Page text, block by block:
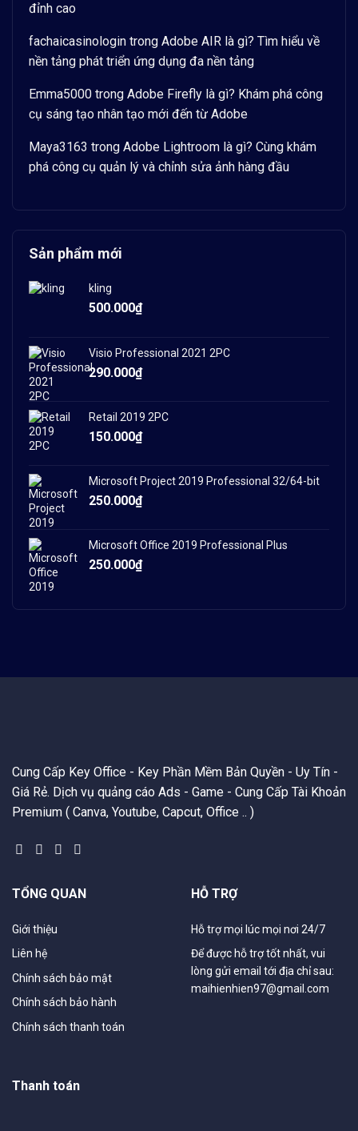
đỉnh cao
fachaicasinologin trong Adobe AIR là gì? Tìm hiểu về
nền tảng phát triển ứng dụng đa nền tảng
Emma5000 trong Adobe Firefly là gì? Khám phá công
cụ sáng tạo nhân tạo mới đến từ Adobe
Maya3163 trong Adobe Lightroom là gì? Cùng khám
phá công cụ quản lý và chỉnh sửa ảnh hàng đầu
Sản phẩm mới
kling
500.000₫
Visio Professional 2021 2PC
290.000₫
Retail 2019 2PC
150.000₫
Microsoft Project 2019 Professional 32/64-bit
250.000₫
Microsoft Office 2019 Professional Plus
250.000₫
Cung Cấp Key Office - Key Phần Mềm Bản Quyền - Uy Tín -
Giá Rẻ. Dịch vụ quảng cáo Ads - Game - Cung Cấp Tài Khoản
Premium ( Canva, Youtube, Capcut, Office .. )
TỔNG QUAN
Giới thiệu
Liên hệ
Chính sách bảo mật
Chính sách bảo hành
Chính sách thanh toán
HỖ TRỢ
Hỗ trợ mọi lúc mọi nơi 24/7
Để được hỗ trợ tốt nhất, vui
lòng gửi email tới địa chỉ sau:
maihienhien97@gmail.com
Thanh toán